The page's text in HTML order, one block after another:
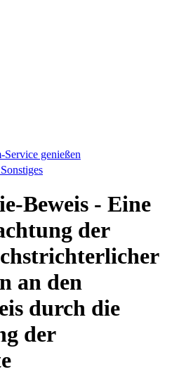
genießen
Beweis - Eine
der
an den
durch die
der